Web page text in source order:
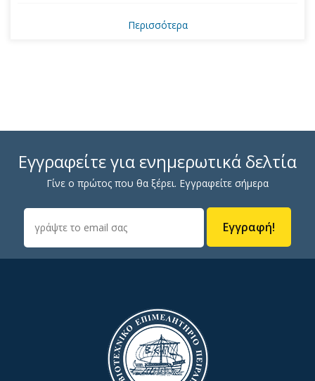
Περισσότερα
Εγγραφείτε για ενημερωτικά δελτία
Γίνε ο πρώτος που θα ξέρει. Εγγραφείτε σήμερα
Εγγραφή!